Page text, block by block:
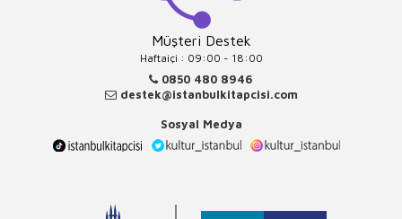
Müşteri Destek
Haftaiçi : 09:00 - 18:00
0850 480 8946
destek@istanbulkitapcisi.com
Sosyal Medya